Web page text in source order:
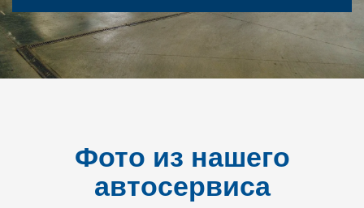
Фото из нашего
автосервиса